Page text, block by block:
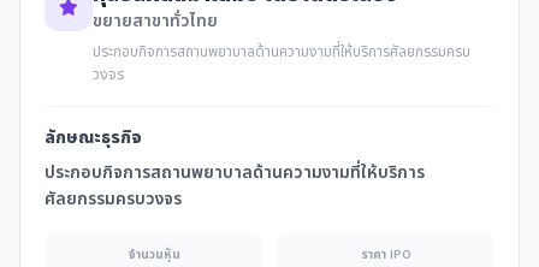
ขยายสาขาทั่วไทย
ประกอบกิจการสถานพยาบาลด้านความงามที่ให้บริการศัลยกรรมครบ
วงจร
ลักษณะธุรกิจ
ประกอบกิจการสถานพยาบาลด้านความงามที่ให้บริการ
ศัลยกรรมครบวงจร
จำนวนหุ้น ราคา IPO